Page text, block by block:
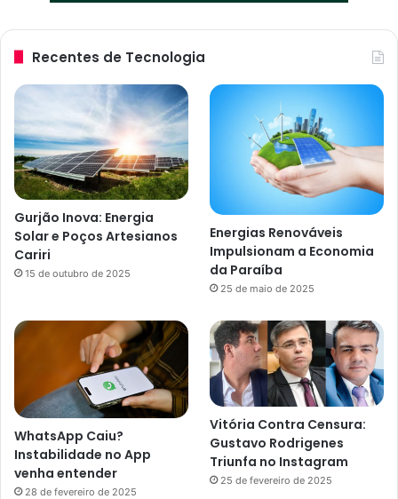
Recentes de Tecnologia
Gurjão Inova: Energia
Solar e Poços Artesianos
Cariri
15 de outubro de 2025
Energias Renováveis
Impulsionam a Economia
da Paraíba
25 de maio de 2025
WhatsApp Caiu?
Instabilidade no App
venha entender
28 de fevereiro de 2025
Vitória Contra Censura:
Gustavo Rodrigenes
Triunfa no Instagram
25 de fevereiro de 2025